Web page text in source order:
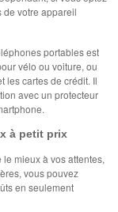
votre appareil
portables est
vélo ou voiture, ou
les cartes de crédit. Il
avec un protecteur
à petit prix
le mieux à vos attentes,
vous pouvez
en seulement